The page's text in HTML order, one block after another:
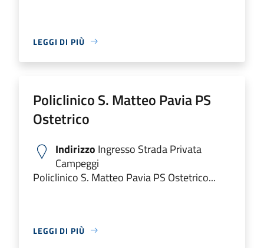
LEGGI DI PIÙ
Policlinico S. Matteo Pavia PS
Ostetrico
Indirizzo Ingresso Strada Privata
Campeggi
Policlinico S. Matteo Pavia PS Ostetrico...
LEGGI DI PIÙ